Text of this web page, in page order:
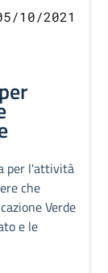
10/2021
per l'attività
che
Verde
e le